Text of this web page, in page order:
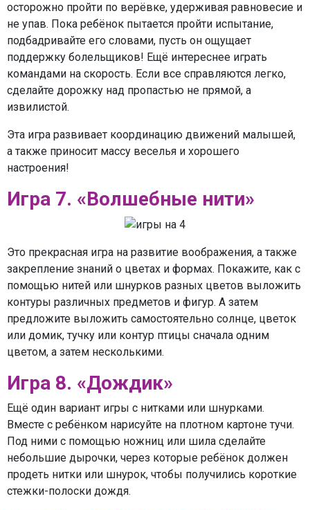
осторожно пройти по верёвке, удерживая равновесие и
не упав. Пока ребёнок пытается пройти испытание,
подбадривайте его словами, пусть он ощущает
поддержку болельщиков! Ещё интереснее играть
командами на скорость. Если все справляются легко,
сделайте дорожку над пропастью не прямой, а
извилистой.
Эта игра развивает координацию движений малышей,
а также приносит массу веселья и хорошего
настроения!
Игра 7. «Волшебные нити»
Это прекрасная игра на развитие воображения, а также
закрепление знаний о цветах и формах. Покажите, как с
помощью нитей или шнурков разных цветов выложить
контуры различных предметов и фигур. А затем
предложите выложить самостоятельно солнце, цветок
или домик, тучку или контур птицы сначала одним
цветом, а затем несколькими.
Игра 8. «Дождик»
Ещё один вариант игры с нитками или шнурками.
Вместе с ребёнком нарисуйте на плотном картоне тучи.
Под ними с помощью ножниц или шила сделайте
небольшие дырочки, через которые ребёнок должен
продеть нитки или шнурок, чтобы получились короткие
стежки-полоски дождя.